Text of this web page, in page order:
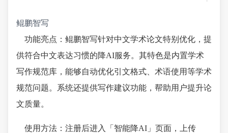
鲲鹏智写
功能亮点：鲲鹏智写针对中文学术论文特别优化，提
供符合中文表达习惯的降AI服务。其特色是内置学术
写作规范库，能够自动优化引文格式、术语使用等学术
规范问题。系统还提供写作建议功能，帮助用户提升论
文质量。
使用方法：注册后进入「智能降AI」页面，上传